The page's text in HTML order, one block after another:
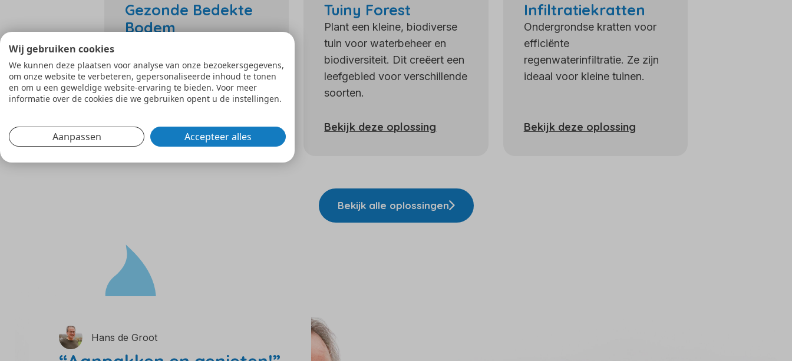
Gezonde Bedekte
Bodem
organisch materiaal voor
betere waterhuishouding. Dit
bevordert ook de
Bekijk deze oplossing
Tuiny Forest
Plant een kleine, biodiverse
tuin voor waterbeheer en
biodiversiteit. Dit creëert een
leefgebied voor verschillende
soorten.
Bekijk deze oplossing
Infiltratiekratten
Ondergrondse kratten voor
efficiënte
regenwaterinfiltratie. Ze zijn
ideaal voor kleine tuinen.
Bekijk deze oplossing
Bekijk alle oplossingen
Hans de Groot
Wij gebruiken cookies
We kunnen deze plaatsen voor analyse van onze bezoekersgegevens,
om onze website te verbeteren, gepersonaliseerde inhoud te tonen
en om u een geweldige website-ervaring te bieden. Voor meer
informatie over de cookies die we gebruiken opent u de instellingen.
Aanpassen Accepteer alles